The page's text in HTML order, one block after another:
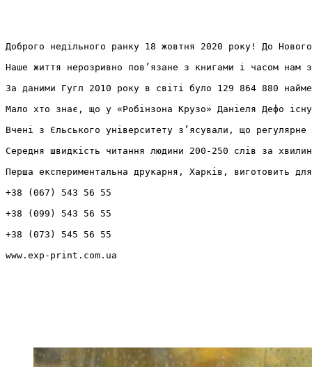
Доброго недільного ранку 18 жовтня 2020 року! До
Наше життя нерозривно пов’язане з книгами і часом
За даними Гугл 2010 року в світі було 129 864 880
Мало хто знає, що у «Робінзона Крузо» Даніеля Дефо
Вчені з Єльського університету з’ясували, що
Середня швидкість читання людини 200-250 слів за
Перша експериментальна друкарня, Харків, виготовить
+38 (067) 543 56 55
+38 (099) 543 56 55
+38 (073) 545 56 55
www.exp-print.com.ua